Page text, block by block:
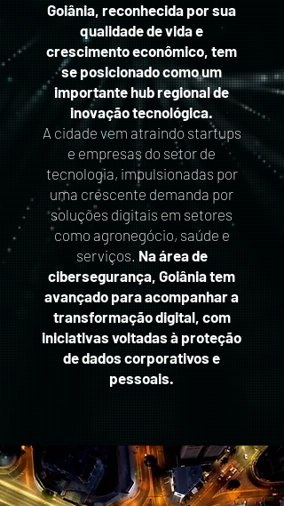
Goiânia, reconhecida por sua
qualidade de vida e
crescimento econômico, tem
se posicionado como um
importante hub regional de
inovação tecnológica.
A cidade vem atraindo startups
e empresas do setor de
tecnologia, impulsionadas por
uma crescente demanda por
soluções digitais em setores
como agronegócio, saúde e
serviços. Na área de
cibersegurança, Goiânia tem
avançado para acompanhar a
transformação digital, com
iniciativas voltadas à proteção
de dados corporativos e
pessoais.